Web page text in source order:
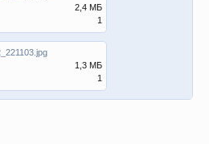
2,4 МБ
1
1,3 МБ
1